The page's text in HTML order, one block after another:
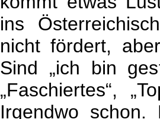
ins
nicht fördert,
Sind „ich bin
„Faschiertes“,
Irgendwo